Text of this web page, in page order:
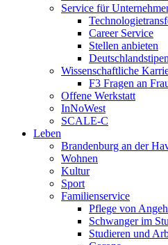
Service für
Career Service
Stellen anbieten
Wissenschaftliche
F3 Fragen an
Offene Werkstatt
InNoWest
SCALE-C
Leben
Brandenburg an der
Wohnen
Kultur
Sport
Familienservice
Pflege von
Schwanger im
Studieren und